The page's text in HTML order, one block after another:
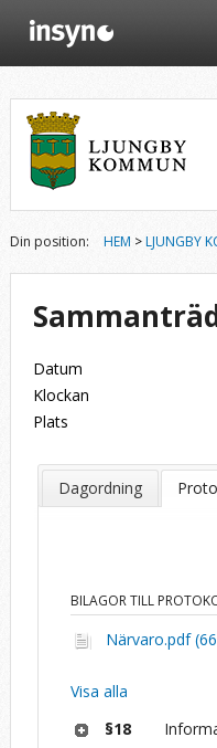
Din position: HEM > LJUNGBY
Datum
Klockan
Plats
Dagordning
BILAGOR TILL
Närvaro.pdf
Visa alla
§18